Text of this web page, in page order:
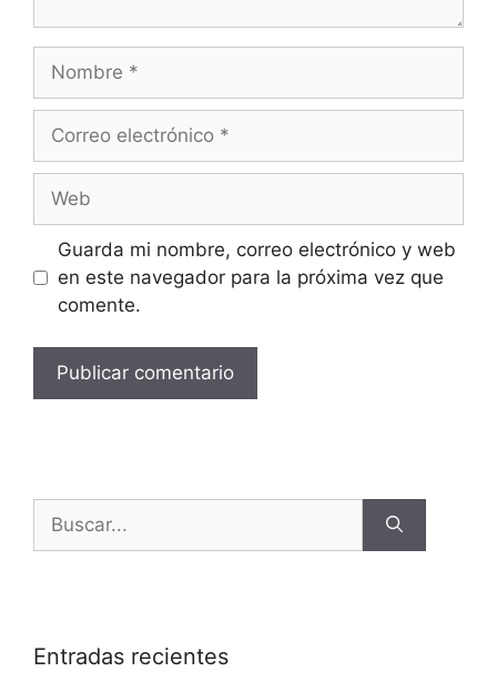
Guarda mi nombre, correo electrónico y web
en este navegador para la próxima vez que
comente.
Entradas recientes